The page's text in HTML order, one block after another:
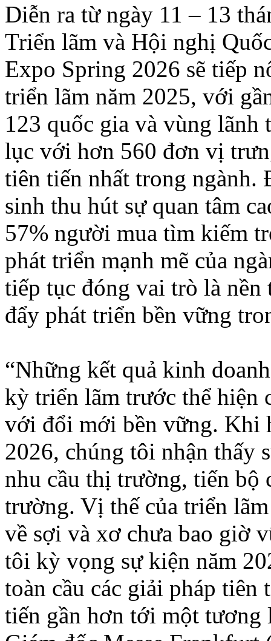
Diễn ra từ ngày 11 – 13
Triển lãm và Hội nghị
Expo Spring 2026 sẽ tiếp
triển lãm năm 2025, với
123 quốc gia và vùng lãnh
lục với hơn 560 đơn vị
tiên tiến nhất trong ngành.
sinh thu hút sự quan tâm
57% người mua tìm kiếm
phát triển mạnh mẽ của
tiếp tục đóng vai trò là nền
đẩy phát triển bền vững
“Những kết quả kinh
kỳ triển lãm trước thể hiện
với đổi mới bền vững. Khi
2026, chúng tôi nhận thấy
nhu cầu thị trường, tiến bộ
trường. Vị thế của triển
về sợi và xơ chưa bao giờ
tôi kỳ vọng sự kiện năm
toàn cầu các giải pháp tiên
tiến gần hơn tới một tương